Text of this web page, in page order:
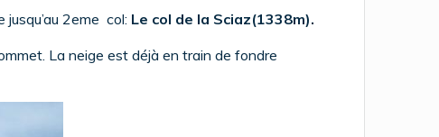
2eme col: Le col de la Sciaz(1338m).
La neige est déjà en train de fondre